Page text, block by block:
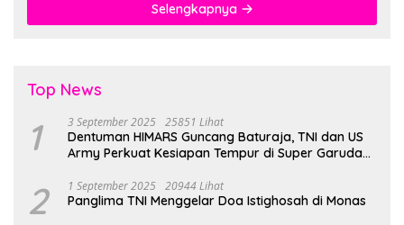
Selengkapnya
Top News
1 3 September 2025 25851 Lihat
Dentuman HIMARS Guncang Baturaja, TNI dan US
Army Perkuat Kesiapan Tempur di Super Garuda
2 1 September 2025 20944 Lihat
Panglima TNI Menggelar Doa Istighosah di Monas